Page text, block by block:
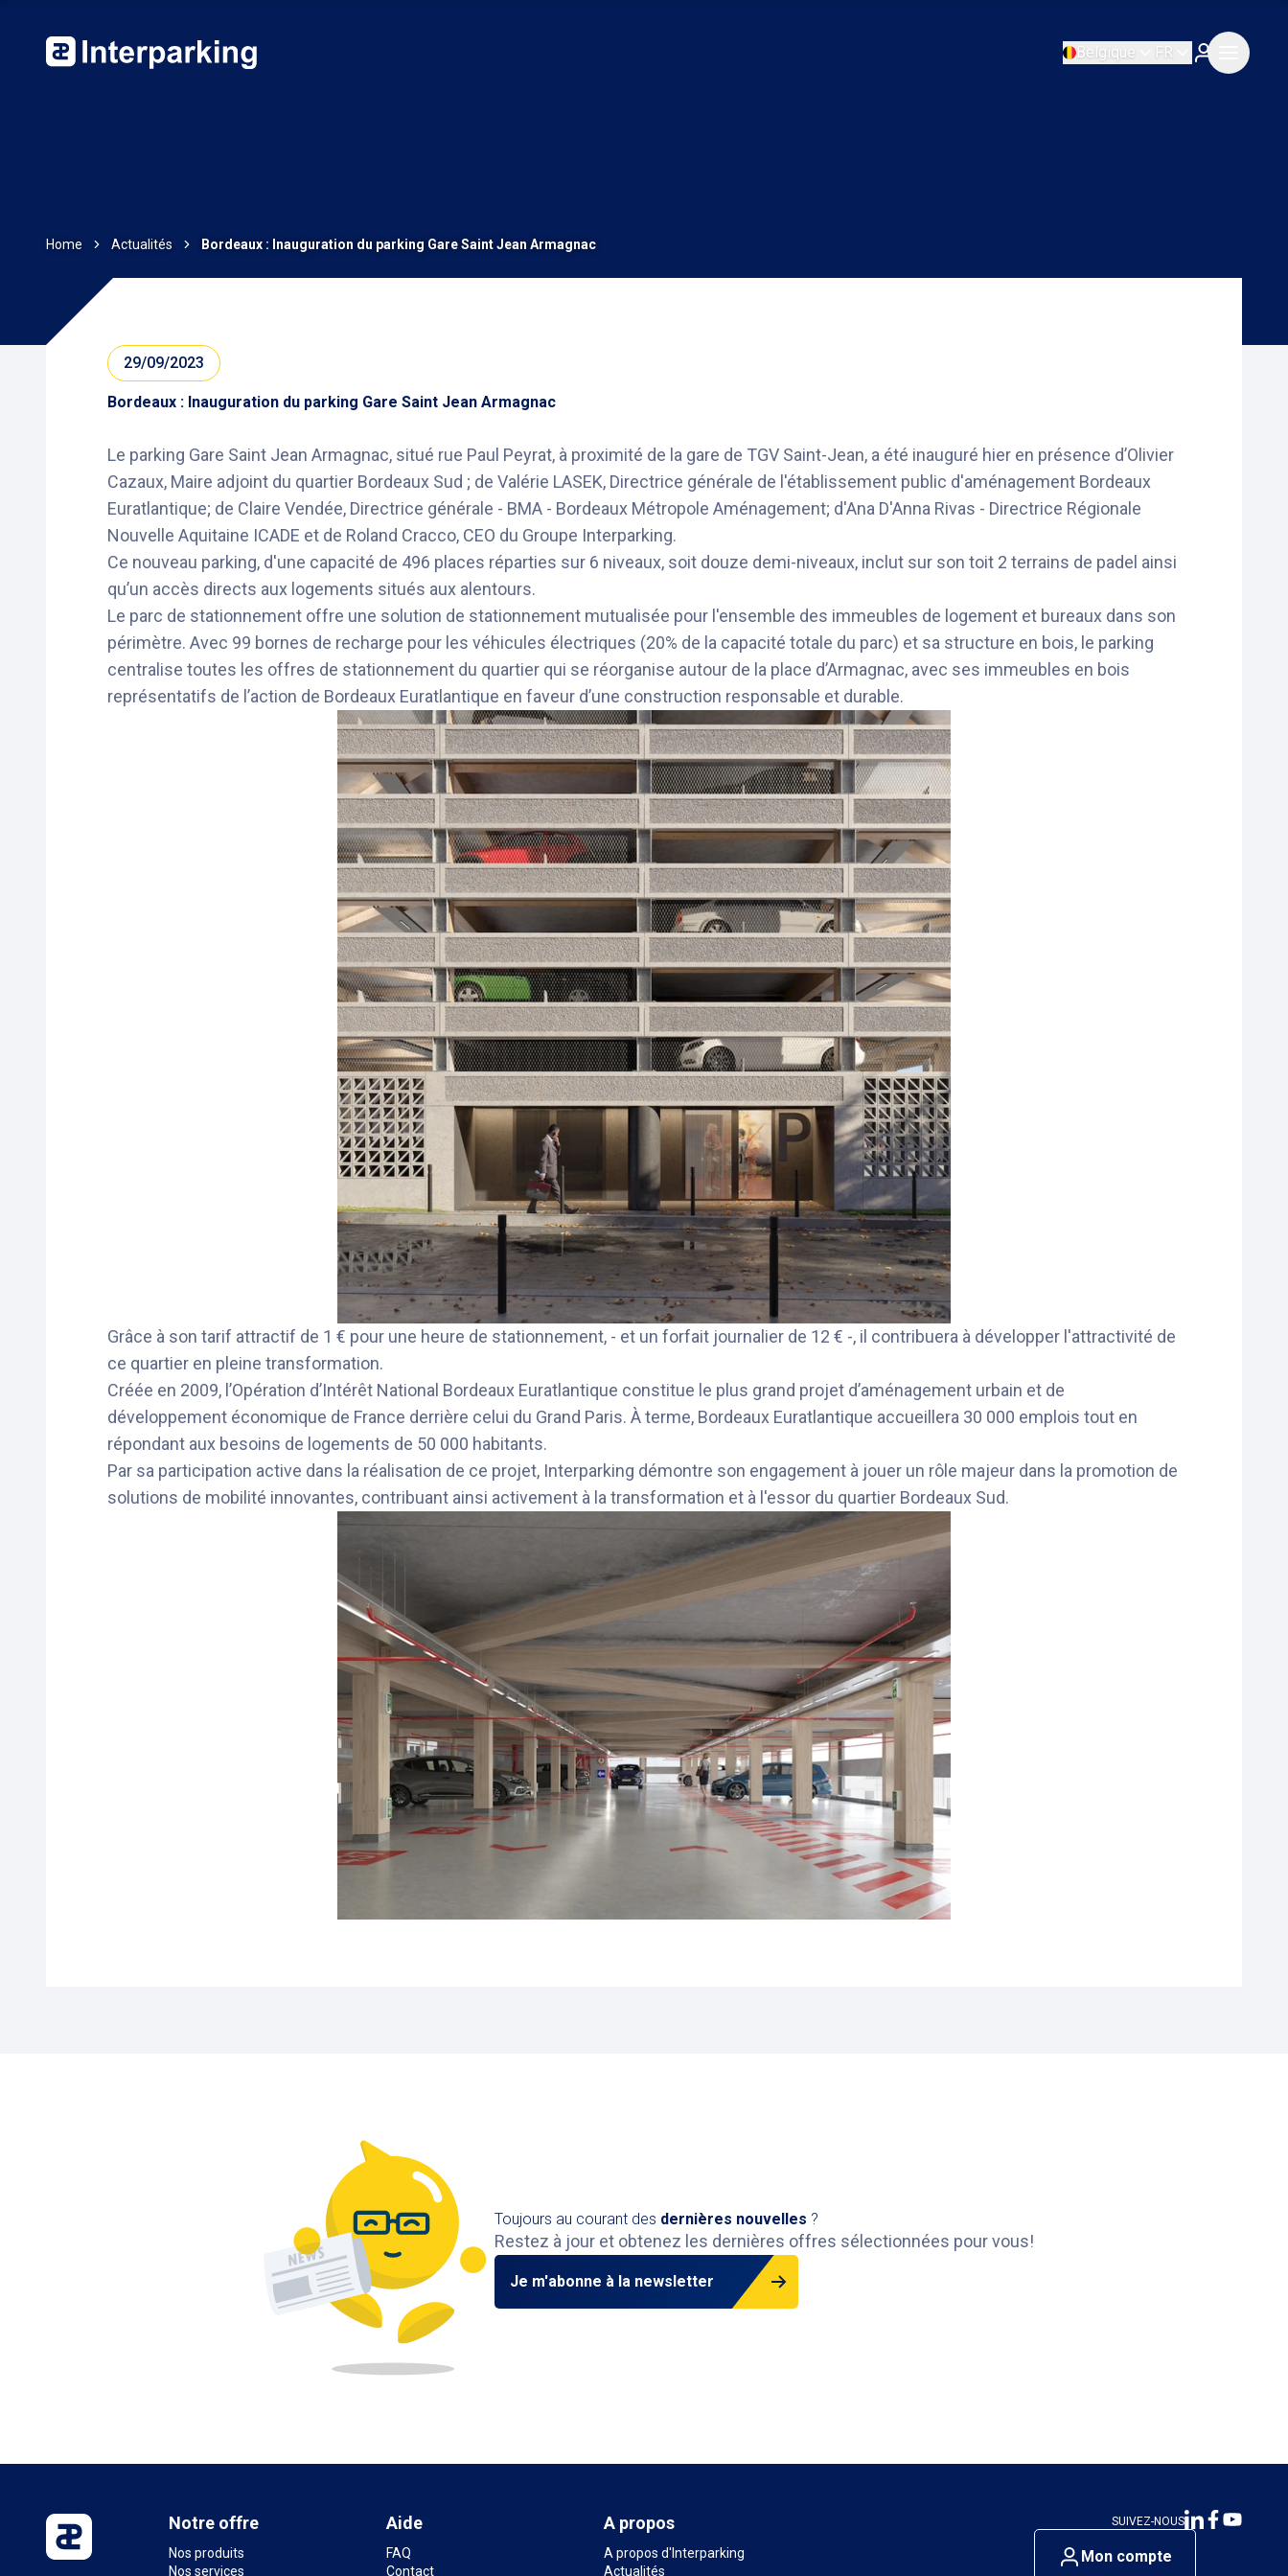
Belgique FR
Home Actualités Bordeaux : Inauguration du parking Gare Saint Jean Armagnac
29/09/2023
Bordeaux : Inauguration du parking Gare Saint Jean Armagnac
Le parking Gare Saint Jean Armagnac, situé rue Paul Peyrat, à proximité de la gare de TGV Saint-Jean, a été inauguré hier en présence d’Olivier
Cazaux, Maire adjoint du quartier Bordeaux Sud ; de Valérie LASEK, Directrice générale de l'établissement public d'aménagement Bordeaux
Euratlantique; de Claire Vendée, Directrice générale - BMA - Bordeaux Métropole Aménagement; d'Ana D'Anna Rivas - Directrice Régionale
Nouvelle Aquitaine ICADE et de Roland Cracco, CEO du Groupe Interparking.
Ce nouveau parking, d'une capacité de 496 places réparties sur 6 niveaux, soit douze demi-niveaux, inclut sur son toit 2 terrains de padel ainsi
qu’un accès directs aux logements situés aux alentours.
Le parc de stationnement offre une solution de stationnement mutualisée pour l'ensemble des immeubles de logement et bureaux dans son
périmètre. Avec 99 bornes de recharge pour les véhicules électriques (20% de la capacité totale du parc) et sa structure en bois, le parking
centralise toutes les offres de stationnement du quartier qui se réorganise autour de la place d’Armagnac, avec ses immeubles en bois
représentatifs de l’action de Bordeaux Euratlantique en faveur d’une construction responsable et durable.
Grâce à son tarif attractif de 1 € pour une heure de stationnement, - et un forfait journalier de 12 € -, il contribuera à développer l'attractivité de
ce quartier en pleine transformation.
Créée en 2009, l’Opération d’Intérêt National Bordeaux Euratlantique constitue le plus grand projet d’aménagement urbain et de
développement économique de France derrière celui du Grand Paris. À terme, Bordeaux Euratlantique accueillera 30 000 emplois tout en
répondant aux besoins de logements de 50 000 habitants.
Par sa participation active dans la réalisation de ce projet, Interparking démontre son engagement à jouer un rôle majeur dans la promotion de
solutions de mobilité innovantes, contribuant ainsi activement à la transformation et à l'essor du quartier Bordeaux Sud.
Toujours au courant des dernières nouvelles ?
Restez à jour et obtenez les dernières offres sélectionnées pour vous!
Je m'abonne à la newsletter
Notre offre
Nos produits
Nos services
Aide
FAQ
Contact
A propos
A propos d'Interparking
Actualités
SUIVEZ-NOUS
Mon compte